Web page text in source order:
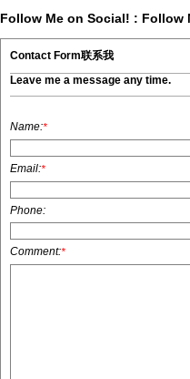
Follow Me on Social! : Follow
Contact Form联系我
Leave me a message any time.
Name:*
Email:*
Phone:
Comment:*